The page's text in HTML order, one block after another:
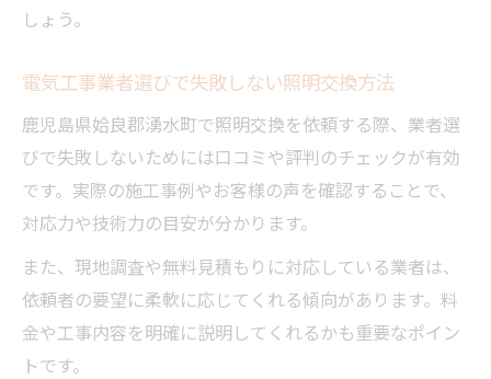
しょう。
電気工事業者選びで失敗しない照明交換方法
鹿児島県姶良郡湧水町で照明交換を依頼する際、業者選
びで失敗しないためには口コミや評判のチェックが有効
です。実際の施工事例やお客様の声を確認することで、
対応力や技術力の目安が分かります。
また、現地調査や無料見積もりに対応している業者は、
依頼者の要望に柔軟に応じてくれる傾向があります。料
金や工事内容を明確に説明してくれるかも重要なポイン
トです。